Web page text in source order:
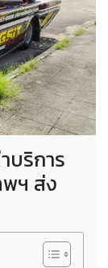
บริการ
พฯ ส่ง